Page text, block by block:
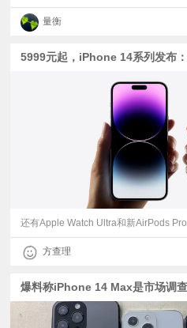
量衡
还有Apple Watch Ultra和新AirPods Pro
方查理